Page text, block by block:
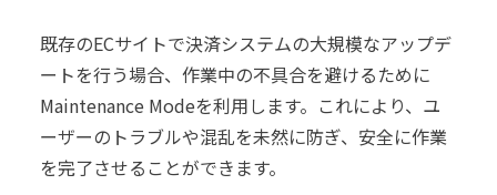
既存のECサイトで決済システムの大規模なアップデ
ートを行う場合、作業中の不具合を避けるために
Maintenance Modeを利用します。これにより、ユ
ーザーのトラブルや混乱を未然に防ぎ、安全に作業
を完了させることができます。